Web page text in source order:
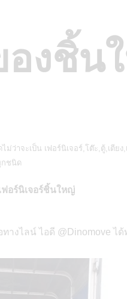
งชิ้น
ม่ว่าจะเป็น เฟอร์นิเจอร์,โต๊ะ,ตู้,เตีย
ชนิด
อร์นิเจอร์ชิ้นใหญ่
างไลน์ ไอดี @Dinomove ไ